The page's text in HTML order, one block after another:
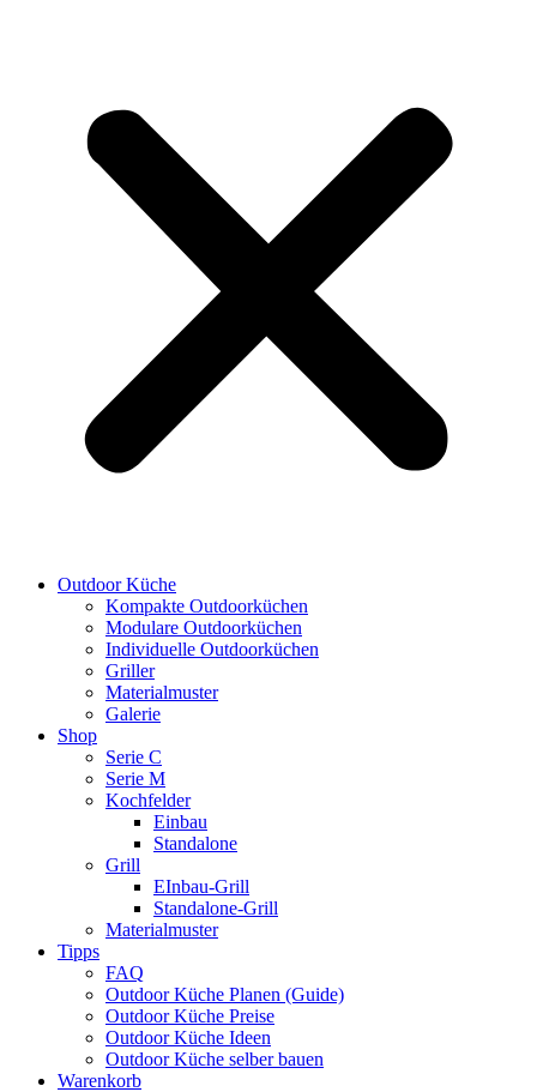
Outdoor Küche
Kompakte Outdoorküchen
Modulare Outdoorküchen
Individuelle Outdoorküchen
Griller
Materialmuster
Galerie
Shop
Serie C
Serie M
Kochfelder
Einbau
Standalone
Grill
EInbau-Grill
Standalone-Grill
Materialmuster
Tipps
FAQ
Outdoor Küche Planen (Guide)
Outdoor Küche Preise
Outdoor Küche Ideen
Outdoor Küche selber bauen
Warenkorb